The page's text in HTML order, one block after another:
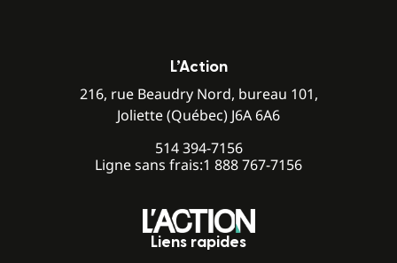
L’Action
216, rue Beaudry Nord, bureau 101,
Joliette (Québec) J6A 6A6
514 394-7156
Ligne sans frais:1 888 767-7156
Liens rapides